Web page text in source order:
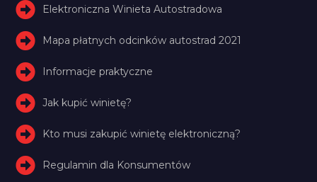
Elektroniczna Winieta Autostradowa
Mapa płatnych odcinków autostrad 2021
Informacje praktyczne
Jak kupić winietę?
Kto musi zakupić winietę elektroniczną?
Regulamin dla Konsumentów